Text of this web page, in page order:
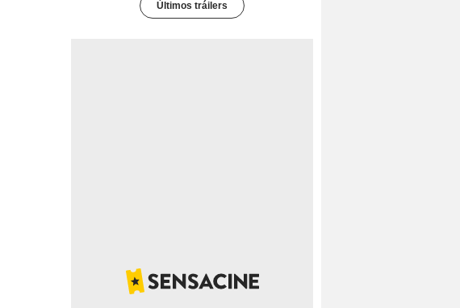
Últimos tráilers